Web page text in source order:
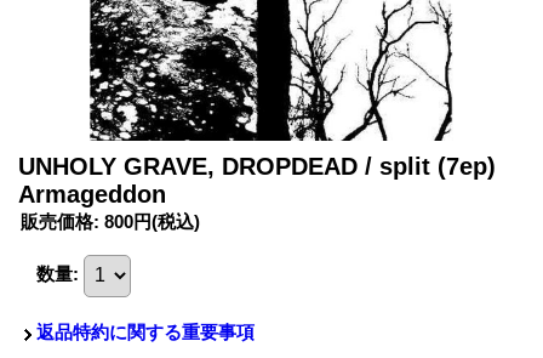
UNHOLY GRAVE, DROPDEAD / split (7ep)
Armageddon
販売価格: 800円(税込)
数量:
返品特約に関する重要事項